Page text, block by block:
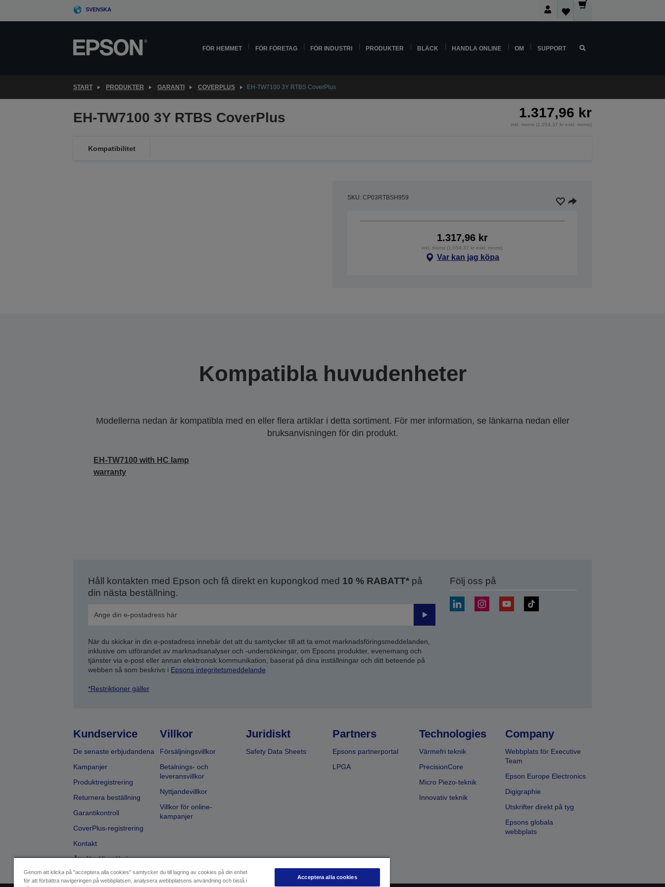
SVENSKA
FÖR HEMMET FÖR FÖRETAG FÖR INDUSTRI PRODUKTER BLÄCK HANDLA ONLINE OM SUPPORT
START PRODUKTER GARANTI COVERPLUS EH-TW7100 3Y RTBS CoverPlus
EH-TW7100 3Y RTBS CoverPlus 1.317,96 kr
inkl. moms (1.054,37 kr exkl. moms)
Kompatibilitet
SKU: CP03RTBSH959
1.317,96 kr
inkl. moms (1.054,37 kr exkl. moms)
Var kan jag köpa
Kompatibla huvudenheter
Modellerna nedan är kompatibla med en eller flera artiklar i detta sortiment. För mer information, se länkarna nedan eller
bruksanvisningen för din produkt.
EH-TW7100 with HC lamp
warranty
Håll kontakten med Epson och få direkt en kupongkod med 10 % RABATT*på
din nästa beställning.
Skicka
När du skickar in din e-postadress innebär det att du samtycker till att ta emot marknadsföringsmeddelanden,
inklusive om utförandet av marknadsanalyser och -undersökningar, om Epsons produkter, evenemang och
tjänster via e-post eller annan elektronisk kommunikation, baserat på dina inställningar och ditt beteende på
webben så som beskrivs i Epsons integritetsmeddelande
*Restriktioner gäller
Följ oss på
Kundservice
De senaste erbjudandena
Kampanjer
Produktregistrering
Returnera beställning
Garantikontroll
CoverPlus-registrering
Kontakt
Återförsäljarsökning
Villkor
Försäljningsvillkor
Betalnings- och
leveransvillkor
Nyttjandevillkor
Villkor för online-
kampanjer
Juridiskt
Safety Data Sheets
Partners
Epsons partnerportal
LPGA
Technologies
Värmefri teknik
PrecisionCore
Micro Piezo-teknik
Innovativ teknik
Company
Webbplats för Executive
Team
Epson Europe Electronics
Digigraphie
Utskrifter direkt på tyg
Epsons globala
webbplats
Genom att klicka på "acceptera alla cookies" samtycker du till lagring av cookies på din enhet
för att förbättra navigeringen på webbplatsen, analysera webbplatsens användning och bistå i
Acceptera alla cookies